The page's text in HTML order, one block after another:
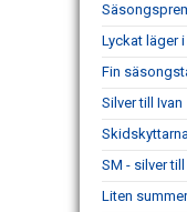
Lyckat läger
Fin
Silver till Ivan
SM - silver
Liten